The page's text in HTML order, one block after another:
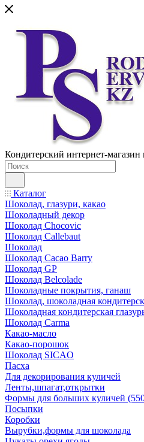
Кондитерский интернет-магазин
Каталог
Шоколад, глазури, какао
Шоколадный декор
Шоколад Chocovic
Шоколад Callebaut
Шоколад
Шоколад Cacao Barry
Шоколад GP
Шоколад Belcolade
Шоколадные покрытия, ганаш
Шоколад, шоколадная
Шоколадная кондитерская
Шоколад Carma
Какао-масло
Какао-порошок
Шоколад SICAO
Пасха
Для декорирования куличей
Ленты,шпагат,открытки
Формы для больших куличей
Посыпки
Коробки
Вырубки,формы для шоколада